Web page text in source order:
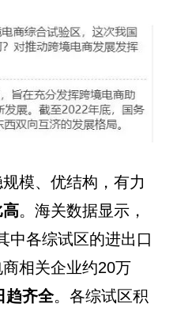
模、优结构，有力
高。海关数据显示，
中各综试区的进出口
相关企业约20万
趋齐全。各综试区积